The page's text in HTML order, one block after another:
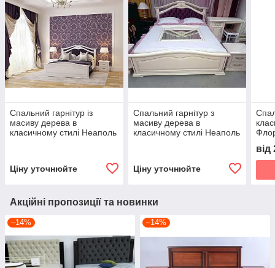
Спальний гарнітур із
масиву дерева в
класичному стилі Неаполь
Ціну уточнюйте
Спальний гарнітур з
масиву дерева в
класичному стилі Неаполь
Ціну уточнюйте
від
Акційні пропозиції та новинки
–14% –14%